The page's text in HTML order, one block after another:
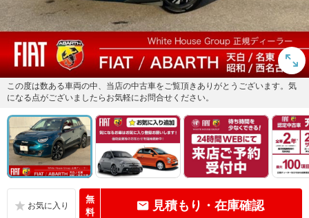
この度は数ある車両の中、当店の中古車をご覧頂きありがとうございます。気
になる点がございましたらお気軽にお問合せください。
無
料
見積もり・在庫確認